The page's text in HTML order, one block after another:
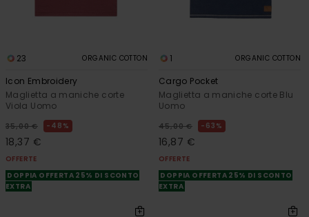
23 ORGANIC COTTON
Icon Embroidery
Maglietta a maniche corte
Viola Uomo
35,00 € 48%
18,37 €
OFFERTE
DOPPIA OFFERTA 25% DI SCONTO
EXTRA
1 ORGANIC COTTON
Cargo Pocket
Maglietta a maniche corte Blu
Uomo
45,00 € 63%
16,87 €
OFFERTE
DOPPIA OFFERTA 25% DI SCONTO
EXTRA